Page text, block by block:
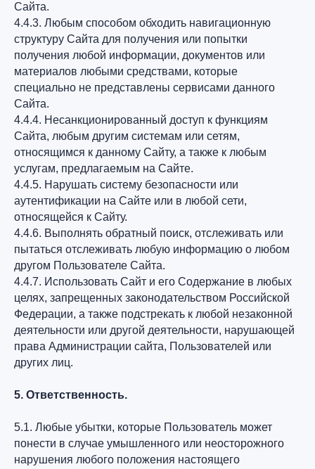
Сайта.
4.4.3. Любым способом обходить навигационную
структуру Сайта для получения или попытки
получения любой информации, документов или
материалов любыми средствами, которые
специально не представлены сервисами данного
Сайта.
4.4.4. Несанкционированный доступ к функциям
Сайта, любым другим системам или сетям,
относящимся к данному Сайту, а также к любым
услугам, предлагаемым на Сайте.
4.4.5. Нарушать систему безопасности или
аутентификации на Сайте или в любой сети,
относящейся к Сайту.
4.4.6. Выполнять обратный поиск, отслеживать или
пытаться отслеживать любую информацию о любом
другом Пользователе Сайта.
4.4.7. Использовать Сайт и его Содержание в любых
целях, запрещенных законодательством Российской
Федерации, а также подстрекать к любой незаконной
деятельности или другой деятельности, нарушающей
права Администрации сайта, Пользователей или
других лиц.
5. Ответственность.
5.1. Любые убытки, которые Пользователь может
понести в случае умышленного или неосторожного
нарушения любого положения настоящего